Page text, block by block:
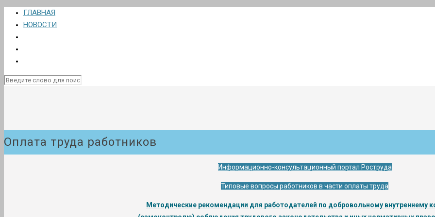
ГЛАВНАЯ
НОВОСТИ
Оплата труда работников
Информационно-консультационный портал Роструда
Типовые вопросы работников в части оплаты труда
Методические рекомендации для работодателей по добровольному внутреннему